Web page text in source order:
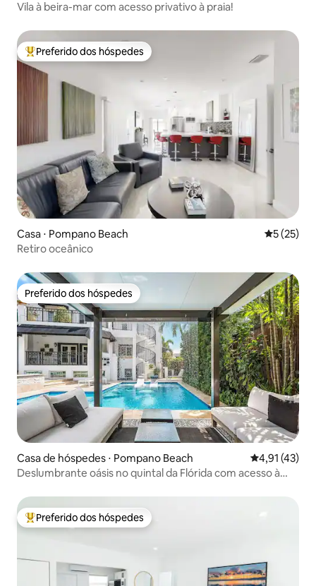
Vila à beira-mar com acesso privativo à praia!
Entre os melhores preferidos dos hóspedes
Preferido dos hóspedes
Casa ⋅ Pompano Beach 5 de uma
5 (25)
Retiro oceânico
Preferido dos hóspedes
Preferido dos hóspedes
Casa de hóspedes ⋅ Pompano Beach 4,91 de uma
4,91 (43)
Deslumbrante oásis no quintal da Flórida com acesso à
Entre os melhores preferidos dos hóspedes
Preferido dos hóspedes